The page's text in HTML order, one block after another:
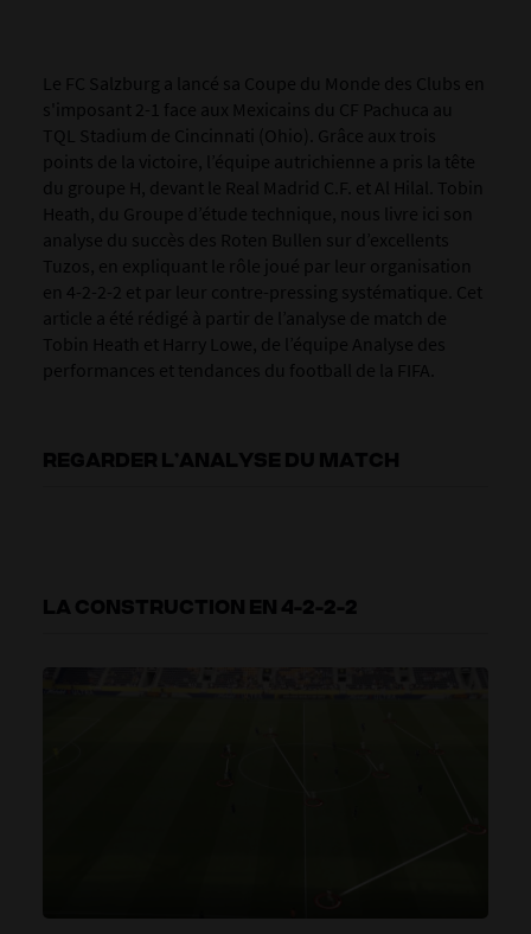
Le FC Salzburg a lancé sa Coupe du Monde des Clubs en
s'imposant 2-1 face aux Mexicains du CF Pachuca au
TQL Stadium de Cincinnati (Ohio). Grâce aux trois
points de la victoire, l’équipe autrichienne a pris la tête
du groupe H, devant le Real Madrid C.F. et Al Hilal. Tobin
Heath, du Groupe d’étude technique, nous livre ici son
analyse du succès des Roten Bullen sur d’excellents
Tuzos, en expliquant le rôle joué par leur organisation
en 4-2-2-2 et par leur contre-pressing systématique. Cet
article a été rédigé à partir de l’analyse de match de
Tobin Heath et Harry Lowe, de l’équipe Analyse des
performances et tendances du football de la FIFA.
REGARDER L’ANALYSE DU MATCH
LA CONSTRUCTION EN 4-2-2-2